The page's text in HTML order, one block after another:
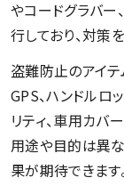
やコードグラバ
行しており、対策
盗難防止のアイ
GPS、ハンドルロ
リティ、車用カバ
用途や目的は異
果が期待できます